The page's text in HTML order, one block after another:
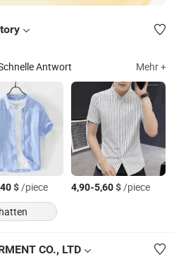
Antwort Mehr +
$/piece 4,90-5,60$/piece
CO., LTD